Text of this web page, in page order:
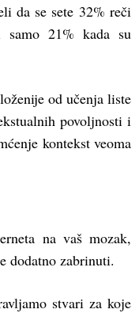
da se sete 32% reči
21% kada su
od učenja liste
povoljnosti i
kontekst veoma
na vaš mozak,
dodatno zabrinuti.
stvari za koje